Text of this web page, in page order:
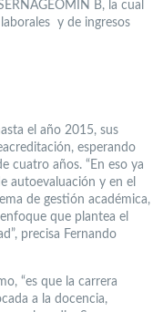
B, la cual
y de ingresos
el año 2015, sus
esperando
cuatro años. “En eso ya
autoevaluación y en el
de gestión académica,
que plantea el
precisa Fernando
“es que la carrera
a la docencia,